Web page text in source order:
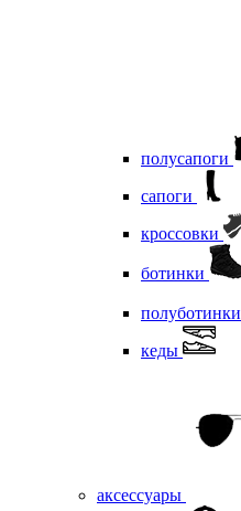
полусапоги
сапоги
кроссовки
ботинки
полуботинки
кеды
аксессуары